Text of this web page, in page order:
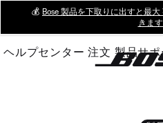
Main
💰 Bose 製品を下取りに出すと最
きます
ヘルプセンター 注文 製品サ